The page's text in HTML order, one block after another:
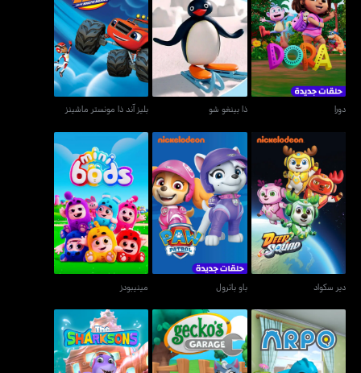
دورا
دورا
ذا بينغو شو
ذا بينغو شو
بليز آند ذا مونستر ماشينز
بليز آند ذا مونستر ماشينز
دير سكواد
دير سكواد
باو باترول
باو باترول
مينيبودز
مينيبودز